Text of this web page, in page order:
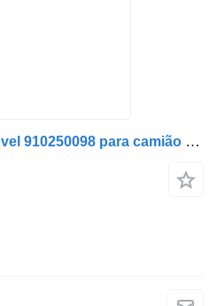
Ar condicionado automóvel 910250098 para camião DAF XF 105 | 05